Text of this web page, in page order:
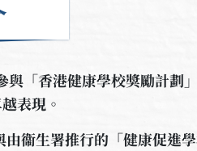
「香港健康學校獎勵計劃
表現。
衞生署推行的「健康促進